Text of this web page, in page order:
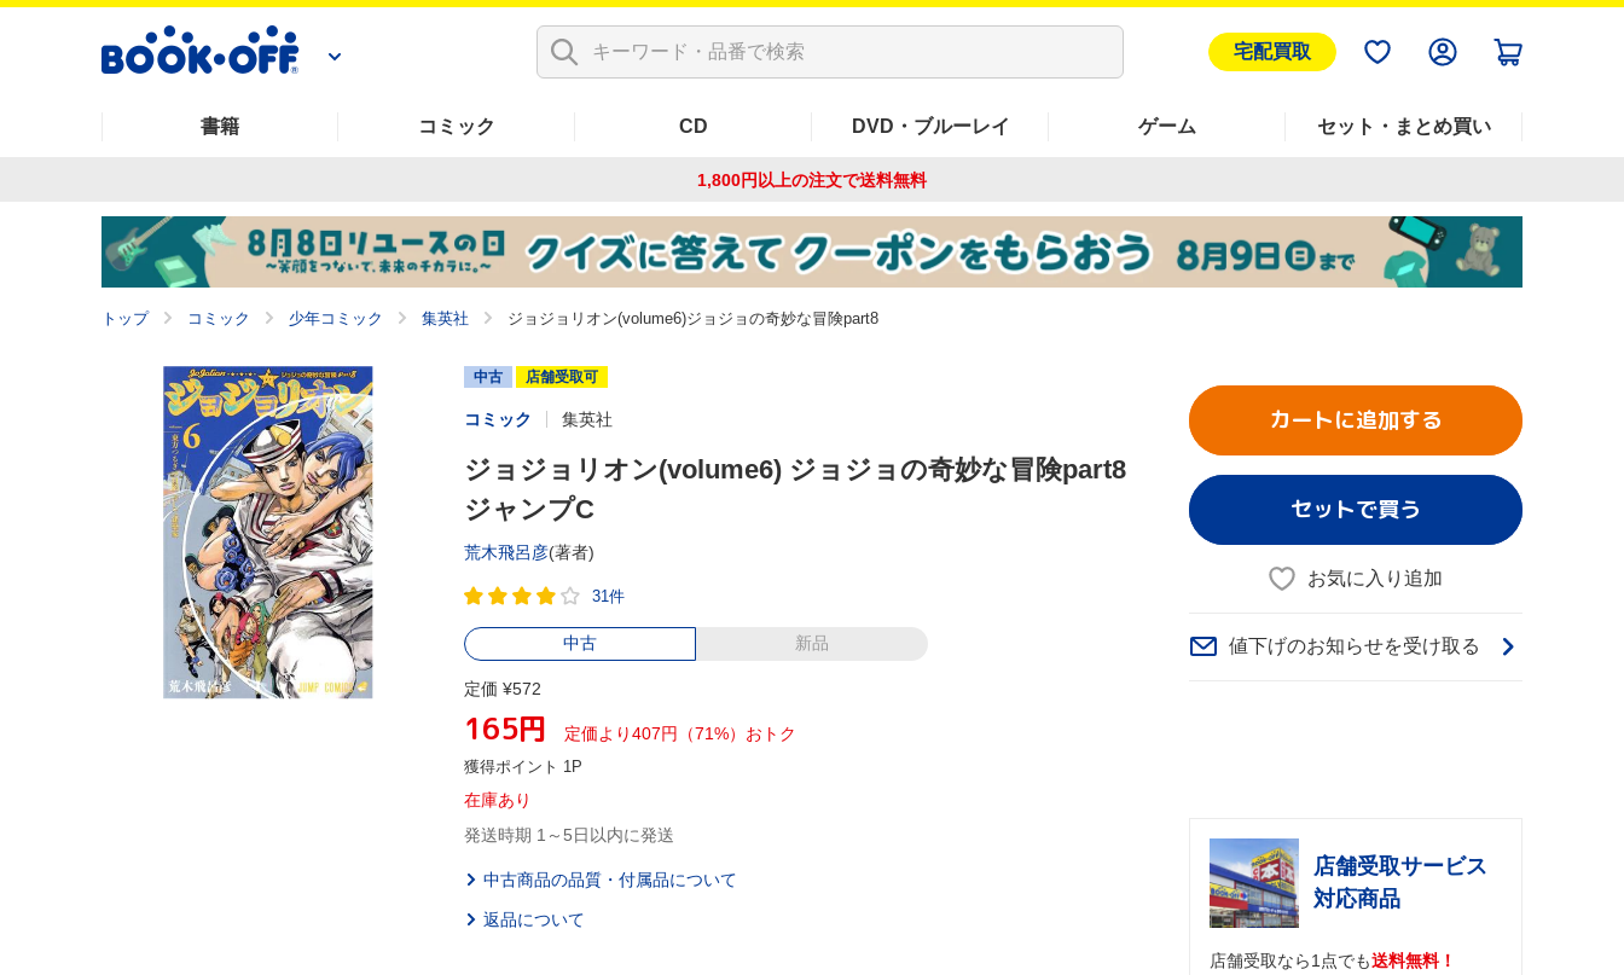
宅配買取
書籍 コミック CD DVD・ブルーレイ ゲーム セット・まとめ買い
1,800円以上の注文で送料無料
トップ コミック 少年コミック 集英社 ジョジョリオン(volume6)ジョジョの奇妙な冒険part8
中古 店舗受取可
コミック 集英社
ジョジョリオン(volume6) ジョジョの奇妙な冒険part8
ジャンプC
荒木飛呂彦(著者)
31件
中古 新品
定価 ¥572
165円 定価より407円（71%）おトク
獲得ポイント 1P
在庫あり
発送時期 1～5日以内に発送
中古商品の品質・付属品について
返品について
カートに追加する
セットで買う
お気に入り追加
値下げのお知らせを受け取る
店舗受取サービス
対応商品
店舗受取なら1点でも送料無料！